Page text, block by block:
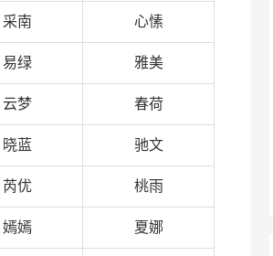
采南 心愫
易绿 雅美
云梦 春荷
晓蓝 驰文
芮优 桃雨
嫣嫣 夏娜